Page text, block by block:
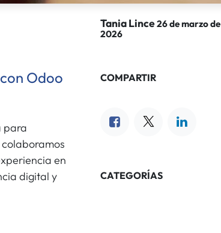
Odoo
para
en
digital y
Tania Lince26 de marzo de
2026
COMPARTIR
CATEGORÍAS